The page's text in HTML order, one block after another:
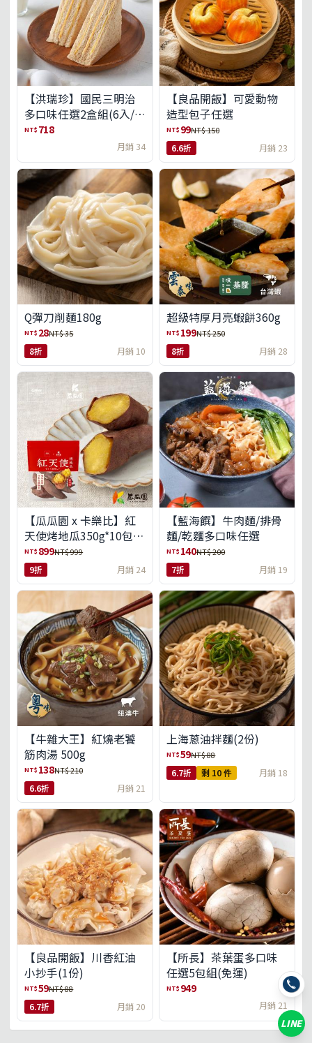
【洪瑞珍】國民三明治
多口味任選2盒組(6入/
盒)(免運)
NT$ 718
月銷 34
【良品開飯】可愛動物
造型包子任選
NT$ 99NT$ 150
6.6折 月銷 23
Q彈刀削麵180g
NT$ 28NT$ 35
8折 月銷 10
超級特厚月亮蝦餅360g
NT$ 199NT$ 250
8折 月銷 28
【瓜瓜園 x 卡樂比】紅
天使烤地瓜350g*10包
(免運組)
NT$ 899NT$ 999
9折 月銷 24
【藍海饌】牛肉麵/排骨
麵/乾麵多口味任選
NT$ 140NT$ 200
7折 月銷 19
【牛雜大王】紅燒老饕
筋肉湯 500g
NT$ 138NT$ 210
6.6折 月銷 21
上海蔥油拌麵(2份)
NT$59NT$ 88
6.7折 剩 10 件 月銷 18
【良品開飯】川香紅油
小抄手(1份)
NT$59NT$ 88
6.7折 月銷 20
【所長】茶葉蛋多口味
任選5包組(免運)
NT$ 949
月銷 21
LINE